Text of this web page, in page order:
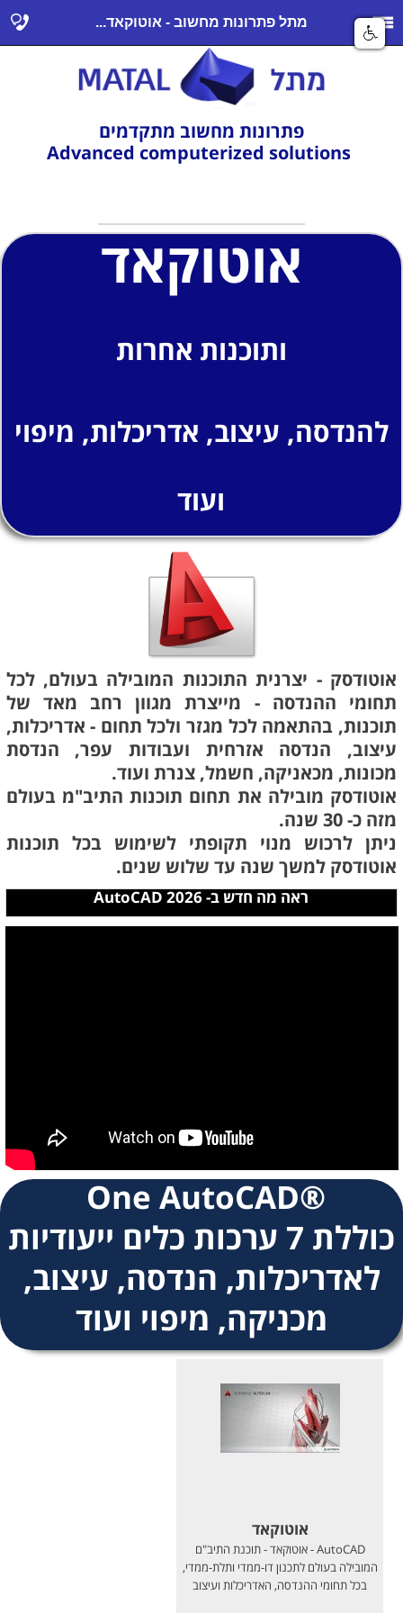
מתל פתרונות מחשוב - אוטוקאד...
פתרונות מחשוב מתקדמים
אוטודסק - יצרנית התוכנות המובילה בעולם, לכל
תחומי ההנדסה - מייצרת מגוון רחב מאד של
תוכנות, בהתאמה לכל מגזר ולכל תחום - אדריכלות,
עיצוב, הנדסה אזרחית ועבודות עפר, הנדסת
מכונות, מכאניקה, חשמל, צנרת ועוד.
אוטודסק מובילה את תחום תוכנות התיב"מ בעולם
מזה כ- 30 שנה.
ניתן לרכוש מנוי תקופתי לשימוש בכל תוכנות
אוטודסק למשך שנה עד שלוש שנים.
ראה מה חדש ב- AutoCAD 2026
אוטוקאד
AutoCAD - אוטוקאד - תוכנת התיב"ם
המובילה בעולם לתכנון דו-ממדי ותלת-ממדי,
בכל תחומי ההנדסה, האדריכלות ועיצוב
אוטוקאד
ותוכנות אחרות
להנדסה, עיצוב, אדריכלות, מיפוי
ועוד
®One AutoCAD
​כוללת 7 ערכות כלים ייעודיות
לאדריכלות, הנדסה, עיצוב,
מכניקה, מיפוי ועוד